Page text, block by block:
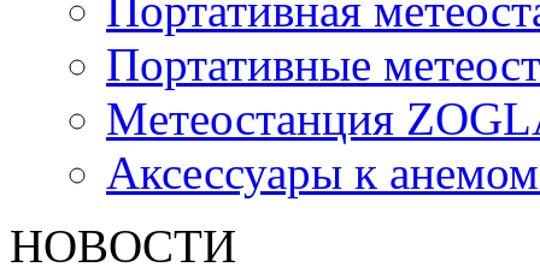
Портативные
Mетеостанция
Аксессуары к
НОВОСТИ